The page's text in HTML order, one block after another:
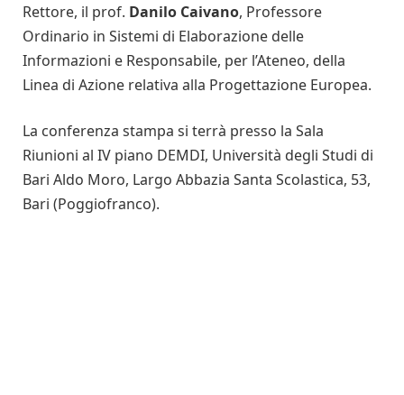
Rettore, il prof. Danilo Caivano, Professore
Ordinario in Sistemi di Elaborazione delle
Informazioni e Responsabile, per l’Ateneo, della
Linea di Azione relativa alla Progettazione Europea.
La conferenza stampa si terrà presso la Sala
Riunioni al IV piano DEMDI, Università degli Studi di
Bari Aldo Moro, Largo Abbazia Santa Scolastica, 53,
Bari (Poggiofranco).